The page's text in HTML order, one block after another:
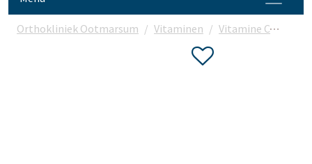
Orthokliniek Ootmarsum Vitaminen Vitamine C